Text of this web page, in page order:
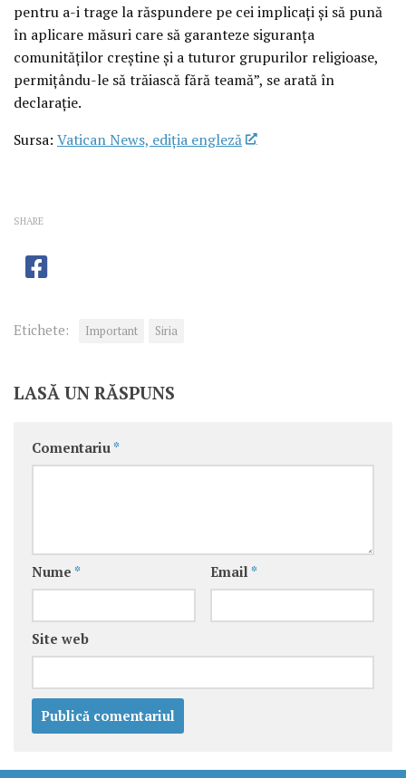
pentru a-i trage la răspundere pe cei implicați și să pună
în aplicare măsuri care să garanteze siguranța
comunităților creștine și a tuturor grupurilor religioase,
permițându-le să trăiască fără teamă”, se arată în
declarație.
Sursa: Vatican News, ediția engleză
SHARE
Etichete: Important Siria
LASĂ UN RĂSPUNS
Comentariu *
Nume * Email *
Site web